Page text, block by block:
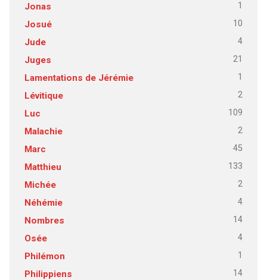
Jonas 1
Josué 10
Jude 4
Juges 21
Lamentations de Jérémie 1
Lévitique 2
Luc 109
Malachie 2
Marc 45
Matthieu 133
Michée 2
Néhémie 4
Nombres 14
Osée 4
Philémon 1
Philippiens 14